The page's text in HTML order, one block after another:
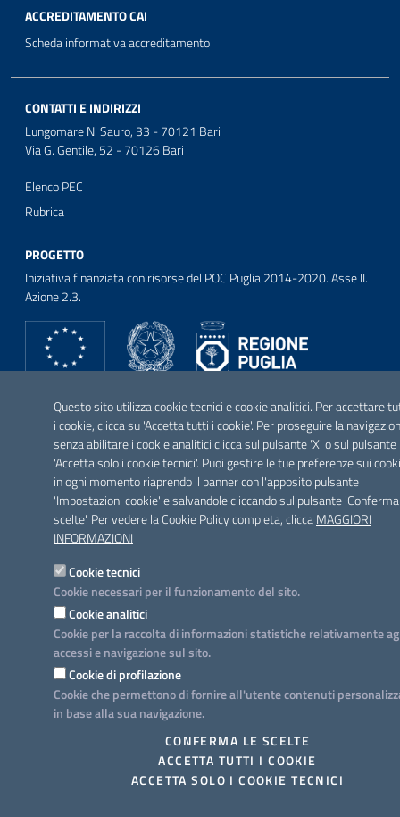
Questo sito utilizza cookie tecnici e cookie analitici. Per accettare
i cookie, clicca su 'Accetta tutti i cookie'. Per proseguire la
senza abilitare i cookie analitici clicca sul pulsante 'X' o sul pulsante
'Accetta solo i cookie tecnici'. Puoi gestire le tue preferenze sui
in ogni momento riaprendo il banner con l'apposito pulsante
'Impostazioni cookie' e salvandole cliccando sul pulsante
scelte'. Per vedere la Cookie Policy completa, cliccaMAGGIORI
INFORMAZIONI
Cookie tecnici
Cookie necessari per il funzionamento del sito.
Cookie analitici
Cookie per la raccolta di informazioni statistiche relativamente
accessi e navigazione sul sito.
Cookie di profilazione
Cookie che permettono di fornire all'utente contenuti
in base alla sua navigazione.
CONFERMA LE SCELTE
ACCETTA TUTTI I COOKIE
ACCETTA SOLO I COOKIE TECNICI
ACCREDITAMENTO CAI
Scheda informativa accreditamento
CONTATTI E INDIRIZZI
Lungomare N. Sauro, 33 - 70121 Bari
Via G. Gentile, 52 - 70126 Bari
Elenco PEC
Rubrica
PROGETTO
Iniziativa finanziata con risorse del POC Puglia 2014-2020. Asse II.
Azione 2.3.
FacebookTwitter Youtube InstagramLinkedin